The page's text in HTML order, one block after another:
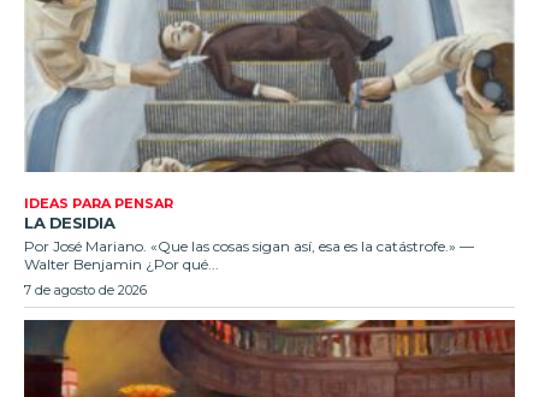
IDEAS PARA PENSAR
LA DESIDIA
Por José Mariano. «Que las cosas sigan así, esa es la catástrofe.» —
Walter Benjamin ¿Por qué...
7 de agosto de 2026